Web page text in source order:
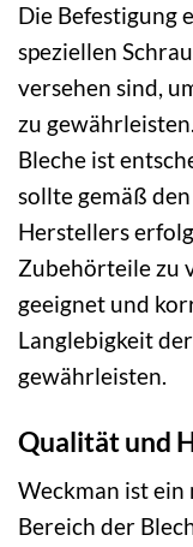
Die Befestigung
speziellen
versehen sind,
zu
Bleche ist
sollte gemäß
Herstellers
Zubehörteile zu
geeignet und
Langlebigkeit
gewährleisten.
Qualität und
Weckman ist
Bereich der